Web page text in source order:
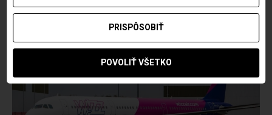
autorRoland Regely 16. MARCA 2026
PRISPÔSOBIŤ
POVOLIŤ VŠETKO